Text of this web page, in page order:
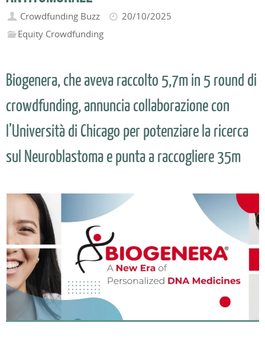
Crowdfunding Buzz
20/10/2025
Equity Crowdfunding
Biogenera, che aveva raccolto 5,7m in 5 round di
crowdfunding, annuncia collaborazione con
l’Università di Chicago per potenziare la ricerca
sul Neuroblastoma e punta a raccogliere 35m